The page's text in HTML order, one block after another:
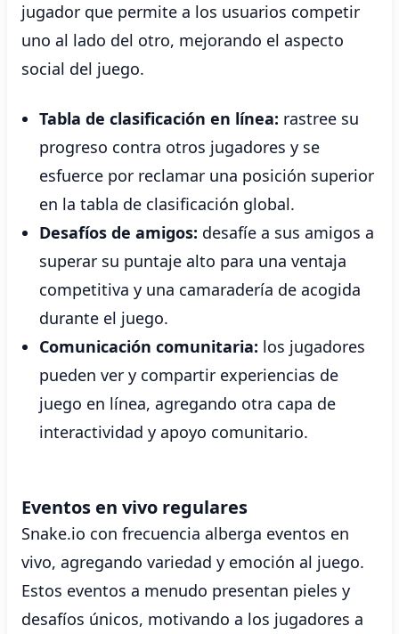
jugador que permite a los usuarios competir
uno al lado del otro, mejorando el aspecto
social del juego.
Tabla de clasificación en línea: rastree su
progreso contra otros jugadores y se
esfuerce por reclamar una posición superior
en la tabla de clasificación global.
Desafíos de amigos: desafíe a sus amigos a
superar su puntaje alto para una ventaja
competitiva y una camaradería de acogida
durante el juego.
Comunicación comunitaria: los jugadores
pueden ver y compartir experiencias de
juego en línea, agregando otra capa de
interactividad y apoyo comunitario.
Eventos en vivo regulares
Snake.io con frecuencia alberga eventos en
vivo, agregando variedad y emoción al juego.
Estos eventos a menudo presentan pieles y
desafíos únicos, motivando a los jugadores a